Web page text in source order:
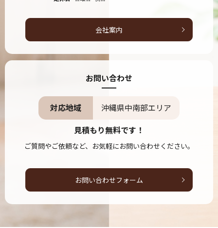
会社案内
お問い合わせ
対応地域
沖縄県中南部エリア
見積もり無料です！
ご質問やご依頼など、お気軽にお問い合わせください。
お問い合わせフォーム